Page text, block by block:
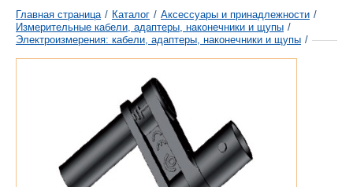
Главная страница / Каталог / Аксессуары и принадлежности /
Измерительные кабели, адаптеры, наконечники и щупы /
Электроизмерения: кабели, адаптеры, наконечники и щупы /